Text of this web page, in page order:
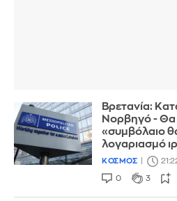
Βρετανία:
Νορβηγό - Θα
«συμβόλαιο
λογαριασμό
ΚΟΣΜΟΣ
0 3